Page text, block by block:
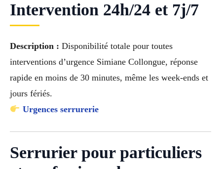
Intervention 24h/24 et 7j/7
Description : Disponibilité totale pour toutes
interventions d’urgence Simiane Collongue, réponse
rapide en moins de 30 minutes, même les week-ends et
jours fériés.
Urgences serrurerie
Serrurier pour particuliers